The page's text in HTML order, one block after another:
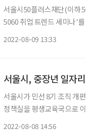
서울시50플러스재단(이하
5060 취업 트렌드 세미나’를 개최한다. 신중년 일자리 문제 해결을
2022-08-09 13:33
서울시, 중장년 일자
서울시가 민선 8기 조직 개
정책실을 평생교육국으로
2022-08-08 14:56